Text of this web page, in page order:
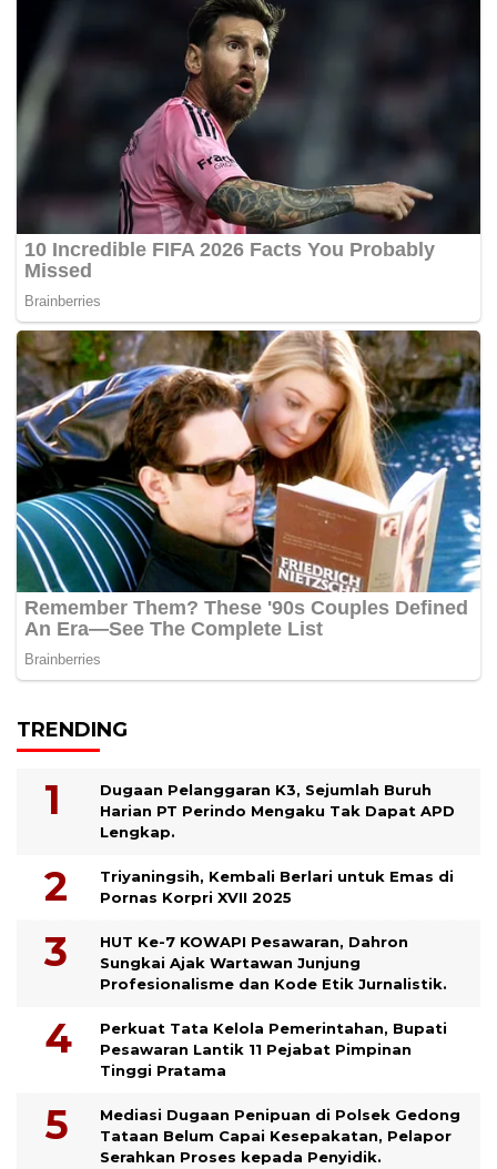
TRENDING
Dugaan Pelanggaran K3, Sejumlah Buruh
Harian PT Perindo Mengaku Tak Dapat APD
Lengkap.
Triyaningsih, Kembali Berlari untuk Emas di
Pornas Korpri XVII 2025
HUT Ke-7 KOWAPI Pesawaran, Dahron
Sungkai Ajak Wartawan Junjung
Profesionalisme dan Kode Etik Jurnalistik.
Perkuat Tata Kelola Pemerintahan, Bupati
Pesawaran Lantik 11 Pejabat Pimpinan
Tinggi Pratama
Mediasi Dugaan Penipuan di Polsek Gedong
Tataan Belum Capai Kesepakatan, Pelapor
Serahkan Proses kepada Penyidik.